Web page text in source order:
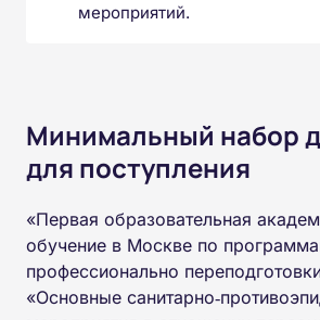
мероприятий.
Минимальный набор
для поступления
«Первая образовательная
обучение в Москве по
профессионально
«Основные